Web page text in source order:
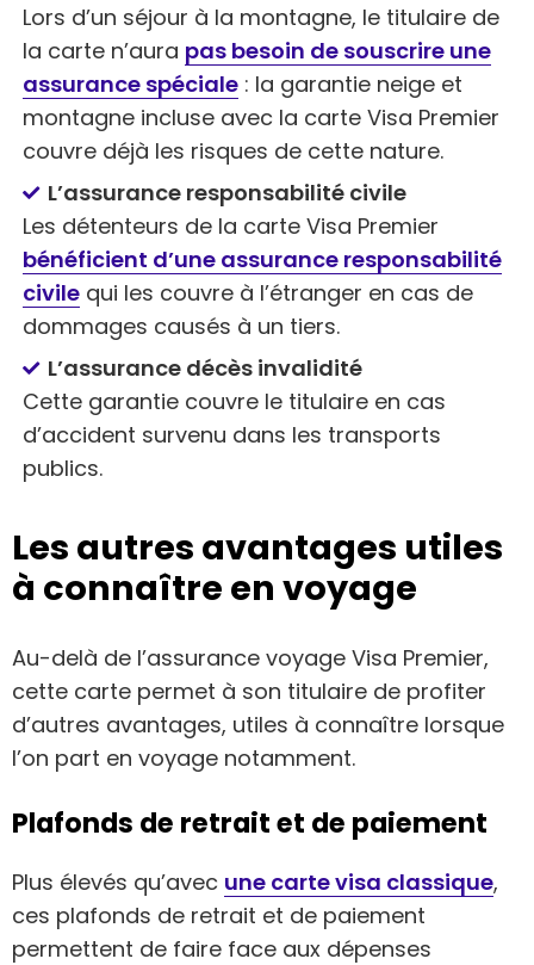
Lors d’un séjour à la montagne, le titulaire de
la carte n’aura pas besoin de souscrire une
assurance spéciale : la garantie neige et
montagne incluse avec la carte Visa Premier
couvre déjà les risques de cette nature.
L’assurance responsabilité civile
Les détenteurs de la carte Visa Premier
bénéficient d’une assurance responsabilité
civile qui les couvre à l’étranger en cas de
dommages causés à un tiers.
L’assurance décès invalidité
Cette garantie couvre le titulaire en cas
d’accident survenu dans les transports
publics.
Les autres avantages utiles
à connaître en voyage
Au-delà de l’assurance voyage Visa Premier,
cette carte permet à son titulaire de profiter
d’autres avantages, utiles à connaître lorsque
l’on part en voyage notamment.
Plafonds de retrait et de paiement
Plus élevés qu’avec une carte visa classique,
ces plafonds de retrait et de paiement
permettent de faire face aux dépenses